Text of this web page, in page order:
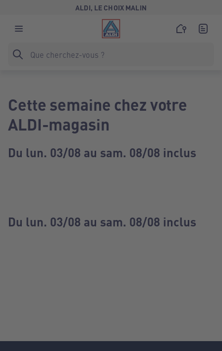
ALDI, LE CHOIX MALIN
Cette semaine chez votre
ALDI-magasin
Du lun. 03/08 au sam. 08/08 inclus
Du lun. 03/08 au sam. 08/08 inclus